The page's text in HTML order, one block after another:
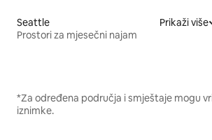
Seattle
Prostori za mjesečni najam
Prikaži više
*Za određena područja i smještaje mogu
iznimke.